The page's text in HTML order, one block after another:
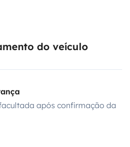
do veículo
após confirmação da